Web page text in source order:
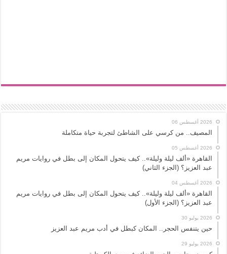
2026 أغسطس 06
المصيف.. من كرسي على الشاطئ لتجربة حياة متكاملة
2026 أغسطس 05
القاهرة «ألف ليلة وليلة».. كيف يتحول المكان إلى بطل في روايات مريم
عبد العزيز؟ (الجزء الثاني)
2026 أغسطس 04
القاهرة «ألف ليلة وليلة».. كيف يتحول المكان إلى بطل في روايات مريم
عبد العزيز؟ (الجزء الأول)
2026 يوليو 30
حين يتنفس الحجر.. المكان كبطل في أدب مريم عبد العزيز
2026 يوليو 29